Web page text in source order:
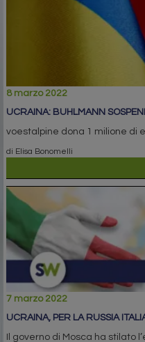
8 marzo 2022
UCRAINA: BUHLMANN
voestalpine dona 1 milione di
di Elisa Bonomelli
7 marzo 2022
UCRAINA, PER LA RUSSIA
Il governo di Mosca ha stilato